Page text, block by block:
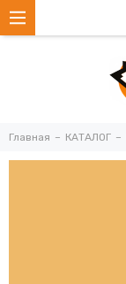
Главная КАТАЛОГ